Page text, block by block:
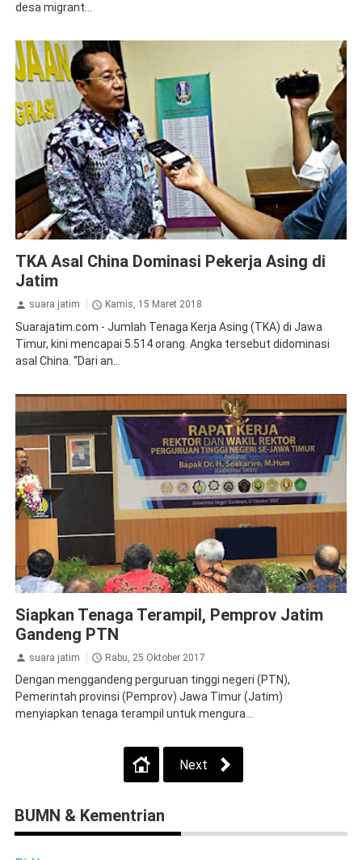
desa migrant...
TKA Asal China Dominasi Pekerja Asing di
Jatim
suara jatim Kamis, 15 Maret 2018
Suarajatim.com - Jumlah Tenaga Kerja Asing (TKA) di Jawa
Timur, kini mencapai 5.514 orang. Angka tersebut didominasi
asal China. “Dari an...
Siapkan Tenaga Terampil, Pemprov Jatim
Gandeng PTN
suara jatim Rabu, 25 Oktober 2017
Dengan menggandeng perguruan tinggi negeri (PTN),
Pemerintah provinsi (Pemprov) Jawa Timur (Jatim)
menyiapkan tenaga terampil untuk mengura...
Next
BUMN & Kementrian